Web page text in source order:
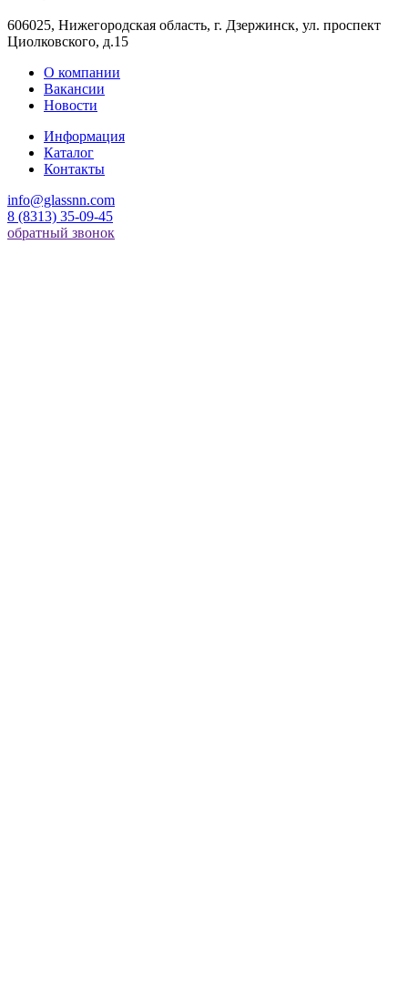
606025, Нижегородская область, г. Дзержинск, ул. проспект
Циолковского, д.15
О компании
Вакансии
Новости
Информация
Каталог
Контакты
info@glassnn.com
8 (8313) 35-09-45
обратный звонок